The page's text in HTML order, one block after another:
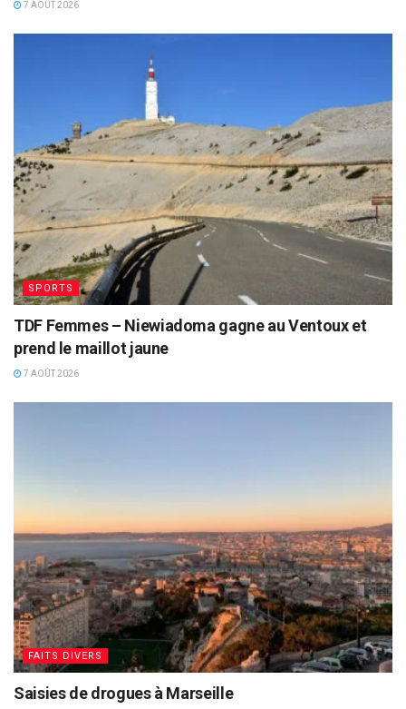
7 AOÛT 2026
SPORTS
TDF Femmes – Niewiadoma gagne au Ventoux et
prend le maillot jaune
7 AOÛT 2026
FAITS DIVERS
Saisies de drogues à Marseille